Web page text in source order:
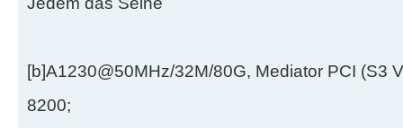
[b]A1230@50MHz/32M/80G, Mediator PCI (S3
8200;